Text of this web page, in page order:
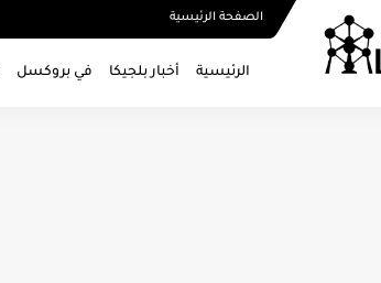
الصفحة الرئيسية
الرئيسية أخبار بلجيكا في بروكسل